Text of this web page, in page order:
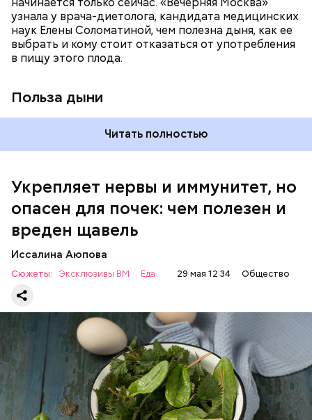
узнала у врача-диетолога, кандидата медицинских
наук Елены Соломатиной, чем полезна дыня, как ее
выбрать и кому стоит отказаться от употребления
в пищу этого плода.
Польза дыни
Читать полностью
Укрепляет нервы и иммунитет, но
опасен для почек: чем полезен и
вреден щавель
Иссалина Аюпова
Сюжеты: Эксклюзивы ВМ Еда 29 мая 12:34 Общество
— Если человек уже болеет мочекаменной
болезнью, щавель ему не рекомендуется. При
артрите, гастрите, холецистите, синдроме
раздраженного кишечника, язвах и панкреатите
продукт тоже лучше исключить из рациона, —
предупредила врач. — Он может привести к
повышению кислотности желудка и раздражать
слизистые оболочки.
По мнению специалиста, здоровому человеку
достаточно включать щавель в рацион несколько
раз в месяц. В небольших количествах в свежем